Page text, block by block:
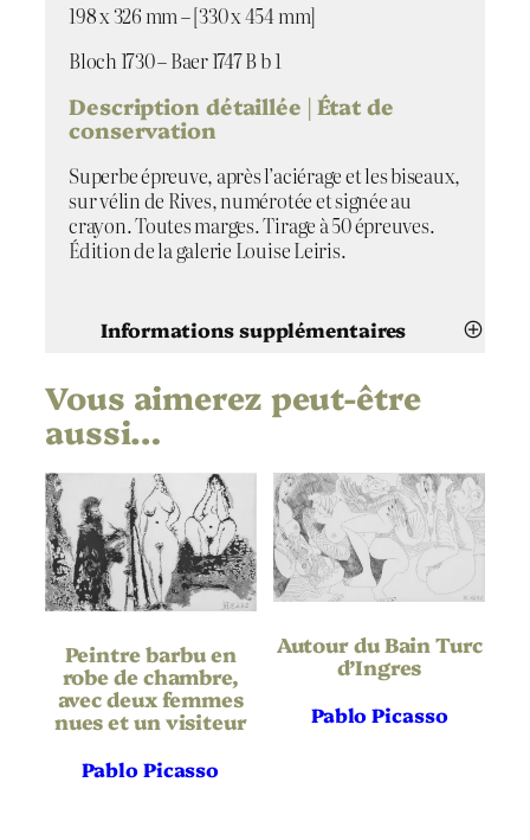
198 x 326 mm – [330 x 454 mm]
Bloch 1730 – Baer 1747 B b 1
Description détaillée | État de
conservation
Superbe épreuve, après l’aciérage et les biseaux,
sur vélin de Rives, numérotée et signée au
crayon. Toutes marges. Tirage à 50 épreuves.
Édition de la galerie Louise Leiris.
Informations supplémentaires
Attributs Valeur
Artiste Pablo Picasso
Date
Technique Aquatinte ,Aquatinte au sucre
Grattoir
Support | Papier
Hauteur de
l’oeuvre (mm) 198
Largeur de l’oeuvre
Vous aimerez peut-être
aussi…
Peintre barbu en
robe de chambre,
avec deux femmes
nues et un visiteur
Pablo Picasso
Autour du Bain Turc
d’Ingres
Pablo Picasso